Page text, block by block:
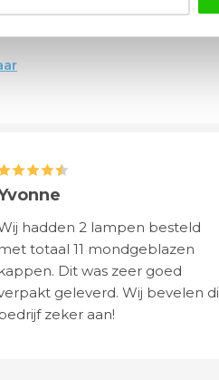
hadden 2 lampen besteld
met totaal 11 mondgeblazen
kappen. Dit was zeer goed
geleverd. Wij bevelen
zeker aan!